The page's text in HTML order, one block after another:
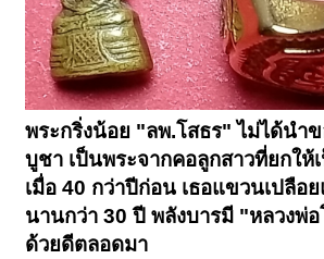
พระกริ่งน้อย "ลพ.โสธร" ไม่ได้นำข
บูชา เป็นพระจากคอลูกสาวที่ยกให้
เมื่อ 40 กว่าปีก่อน เธอแขวนเปลือ
นานกว่า 30 ปี พลังบารมี "หลวงพ่
ด้วยดีตลอดมา